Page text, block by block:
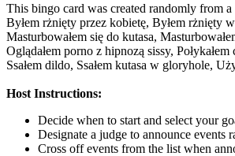
This bingo card was created randomly from
Byłem rżnięty przez kobietę, Byłem rżnięty
Masturbowałem się do kutasa,
Oglądałem porno z hipnozą sissy, Połykałem
Ssałem dildo, Ssałem kutasa w gloryhole,
Host Instructions:
Decide when to start and select your
Designate a judge to announce events
Cross off events from the list when